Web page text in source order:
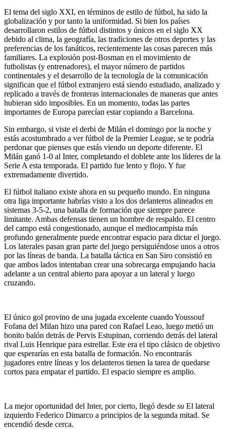
El tema del siglo XXI, en términos de estilo de fútbol, ​​ha sido la
globalización y por tanto la uniformidad. Si bien los países
desarrollaron estilos de fútbol distintos y únicos en el siglo XX
debido al clima, la geografía, las tradiciones de otros deportes y las
preferencias de los fanáticos, recientemente las cosas parecen más
familiares. La explosión post-Bosman en el movimiento de
futbolistas (y entrenadores), el mayor número de partidos
continentales y el desarrollo de la tecnología de la comunicación
significan que el fútbol extranjero está siendo estudiado, analizado y
replicado a través de fronteras internacionales de maneras que antes
hubieran sido imposibles. En un momento, todas las partes
importantes de Europa parecían estar copiando a Barcelona.
Sin embargo, si viste el derbi de Milán el domingo por la noche y
estás acostumbrado a ver fútbol de la Premier League, se te podría
perdonar que pienses que estás viendo un deporte diferente. El
Milán ganó 1-0 al Inter, completando el doblete ante los líderes de la
Serie A esta temporada. El partido fue lento y flojo. Y fue
extremadamente divertido.
El fútbol italiano existe ahora en su pequeño mundo. En ninguna
otra liga importante habrías visto a los dos delanteros alineados en
sistemas 3-5-2, una batalla de formación que siempre parece
limitante. Ambas defensas tienen un hombre de respaldo. El centro
del campo está congestionado, aunque el mediocampista más
profundo generalmente puede encontrar espacio para dictar el juego.
Los laterales pasan gran parte del juego persiguiéndose unos a otros
por las líneas de banda. La batalla táctica en San Siro consistió en
que ambos lados intentaban crear una sobrecarga empujando hacia
adelante a un central abierto para apoyar a un lateral y luego
cruzando.
El único gol provino de una jugada excelente cuando Youssouf
Fofana del Milan hizo una pared con Rafael Leao, luego metió un
bonito balón detrás de Pervis Estupinan, corriendo detrás del lateral
rival Luis Henrique para estrellar. Este era el tipo clásico de objetivo
que esperarías en esta batalla de formación. No encontrarás
jugadores entre líneas y los delanteros tienen la tarea de quedarse
cortos para empatar el partido. El espacio siempre es amplio.
La mejor oportunidad del Inter, por cierto, llegó desde su El lateral
izquierdo Federico Dimarco a principios de la segunda mitad. Se
encendió desde cerca.